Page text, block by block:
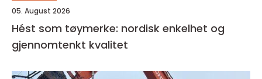
05. August 2026
Hést som tøymerke: nordisk enkelhet og
gjennomtenkt kvalitet